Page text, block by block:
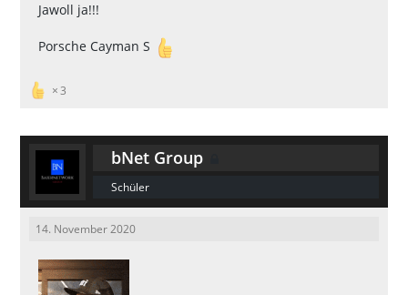
Jawoll ja!!!
Porsche Cayman S
3
bNet Group
Schüler
14. November 2020